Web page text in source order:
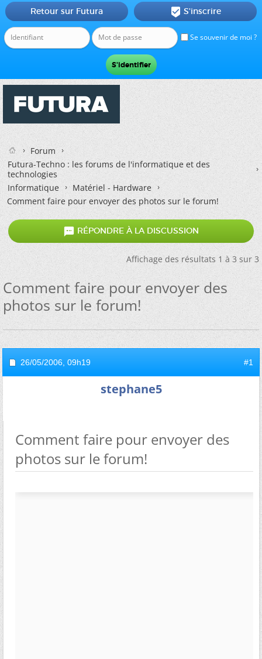
Se souvenir de moi ?
Retour sur Futura  S'inscrire
Forum
Futura-Techno : les forums de l'informatique et des
technologies
Informatique
Matériel - Hardware
Comment faire pour envoyer des photos sur le forum!
 RÉPONDRE À LA DISCUSSION
Affichage des résultats 1 à 3 sur 3
Comment faire pour envoyer des
photos sur le forum!
26/05/2006, 09h19 #1
stephane5
Comment faire pour envoyer des
photos sur le forum!